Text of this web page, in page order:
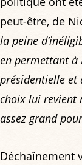
peut-être, de
la peine
en permettant à
présidentielle et
choix lui revient
assez grand
Déchaînement